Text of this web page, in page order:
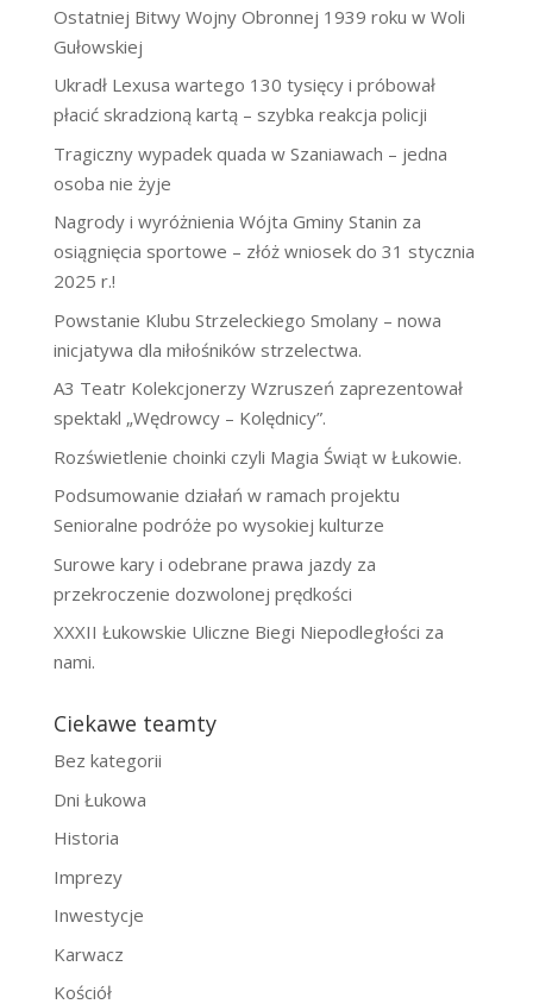
Ostatniej Bitwy Wojny Obronnej 1939 roku w Woli
Gułowskiej
Ukradł Lexusa wartego 130 tysięcy i próbował
płacić skradzioną kartą – szybka reakcja policji
Tragiczny wypadek quada w Szaniawach – jedna
osoba nie żyje
Nagrody i wyróżnienia Wójta Gminy Stanin za
osiągnięcia sportowe – złóż wniosek do 31 stycznia
2025 r.!
Powstanie Klubu Strzeleckiego Smolany – nowa
inicjatywa dla miłośników strzelectwa.
A3 Teatr Kolekcjonerzy Wzruszeń zaprezentował
spektakl „Wędrowcy – Kolędnicy”.
Rozświetlenie choinki czyli Magia Świąt w Łukowie.
Podsumowanie działań w ramach projektu
Senioralne podróże po wysokiej kulturze
Surowe kary i odebrane prawa jazdy za
przekroczenie dozwolonej prędkości
XXXII Łukowskie Uliczne Biegi Niepodległości za
nami.
Ciekawe teamty
Bez kategorii
Dni Łukowa
Historia
Imprezy
Inwestycje
Karwacz
Kościół